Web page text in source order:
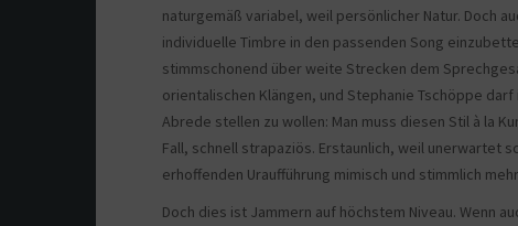
naturgemäß variabel, weil persönlicher Natur. Doch
individuelle Timbre in den passenden Song
stimmschonend über weite Strecken dem
orientalischen Klängen, und Stephanie Tschöppe
Abrede stellen zu wollen: Man muss diesen Stil à la
Fall, schnell strapaziös. Erstaunlich, weil unerwartet
erhoffenden Uraufführung mimisch und stimmlich
Doch dies ist Jammern auf höchstem Niveau. Wenn